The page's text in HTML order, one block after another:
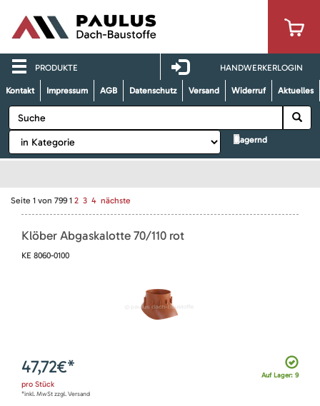
PRODUKTE HANDWERKERLOGIN
Kontakt Impressum AGB Datenschutz Versand Widerruf Aktuelles
lagernd
Seite 1 von 799 1 2 3 4 nächste
Klöber Abgaskalotte 70/110 rot
KE 8060-0100
Auf Lager: 9
47,72€*
pro Stück
*inkl. MwSt zzgl. Versand